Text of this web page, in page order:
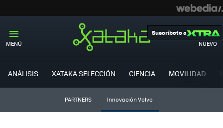
MENÚ NUEVO
Suscríbete a
ANÁLISIS XATAKA SELECCIÓN CIENCIA MOVILIDAD
PARTNERS Innovación Volvo